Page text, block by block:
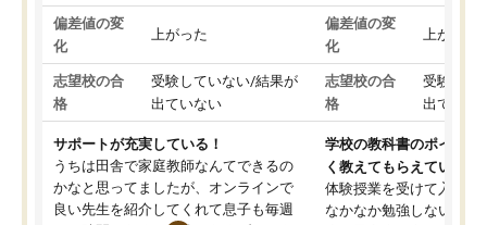
偏差値の変
化
上がった
志望校の合
格
受験していない/結果が
出ていない
サポートが充実している！
うちは田舎で家庭教師なんてできるの
かなと思ってましたが、オンラインで
良い先生を紹介してくれて息子も毎週
偏差値の変
化
上がった
志望校の合
格
受験して
出ていな
学校の教科書のポイント
く教えてもらえている
体験授業を受けて入塾し
なかなか勉強しない息子